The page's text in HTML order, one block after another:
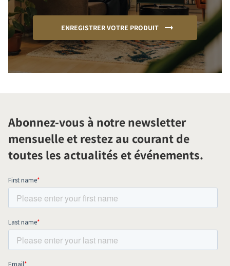
ENREGISTRER VOTRE PRODUIT
Abonnez-vous à notre newsletter
mensuelle et restez au courant de
toutes les actualités et événements.